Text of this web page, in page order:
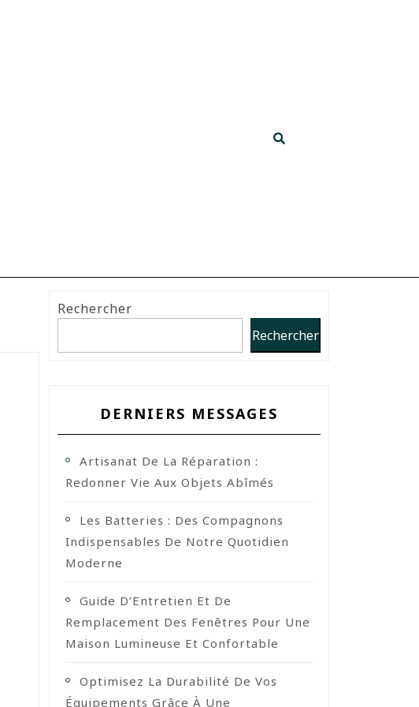
Rechercher
Rechercher
DERNIERS MESSAGES
Artisanat De La Réparation :
Redonner Vie Aux Objets Abîmés
Les Batteries : Des Compagnons
Indispensables De Notre Quotidien
Moderne
Guide D’Entretien Et De
Remplacement Des Fenêtres Pour Une
Maison Lumineuse Et Confortable
Optimisez La Durabilité De Vos
Équipements Grâce À Une